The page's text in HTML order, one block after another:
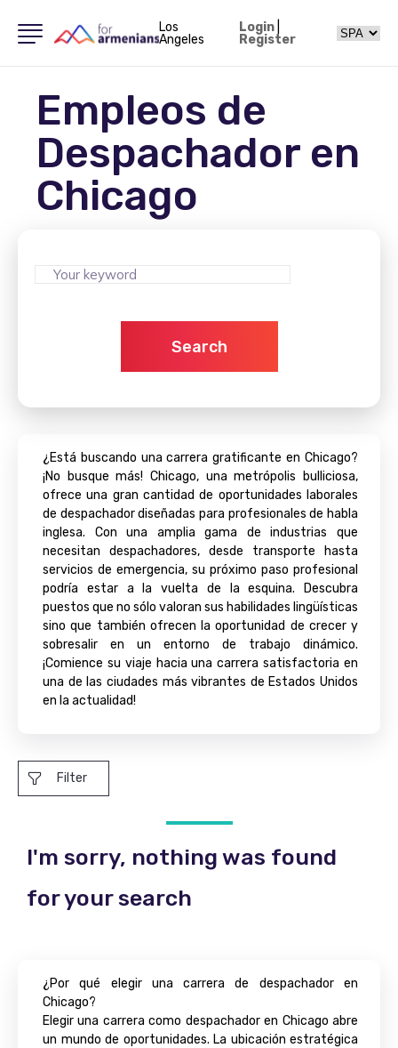
Los
Angeles
Login|
Register
Empleos de
Despachador en
Chicago
Search
¿Está buscando una carrera gratificante en Chicago?
¡No busque más! Chicago, una metrópolis bulliciosa,
ofrece una gran cantidad de oportunidades laborales
de despachador diseñadas para profesionales de habla
inglesa. Con una amplia gama de industrias que
necesitan despachadores, desde transporte hasta
servicios de emergencia, su próximo paso profesional
podría estar a la vuelta de la esquina. Descubra
puestos que no sólo valoran sus habilidades lingüísticas
sino que también ofrecen la oportunidad de crecer y
sobresalir en un entorno de trabajo dinámico.
¡Comience su viaje hacia una carrera satisfactoria en
una de las ciudades más vibrantes de Estados Unidos
en la actualidad!
Filter
I'm sorry, nothing was found
for your search
¿Por qué elegir una carrera de despachador en
Chicago?
Elegir una carrera como despachador en Chicago abre
un mundo de oportunidades. La ubicación estratégica